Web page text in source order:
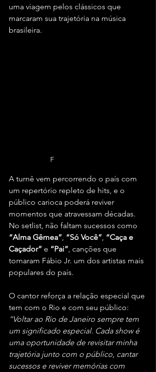
uma viagem pelos clássicos que
marcaram sua trajetória na música
brasileira.
Foto: Dudu Biagio
A turnê vem percorrendo o país com
um repertório repleto de hits, e o
público carioca poderá reviver
momentos que atravessam décadas.
No setlist, não faltam sucessos como
“Alma Gêmea” “Só Você” “Caça e
Caçador” e “Pai” , canções que
tornaram Fábio Jr. um dos artistas mais
populares do país.
O cantor reforça a relação especial que
tem com o Rio e com seu público:
“Voltar ao Rio de Janeiro sempre tem
um significado especial. Cada show é
uma oportunidade de revisitar minha
trajetória junto com o público, cantar
sucessos e reviver memórias com